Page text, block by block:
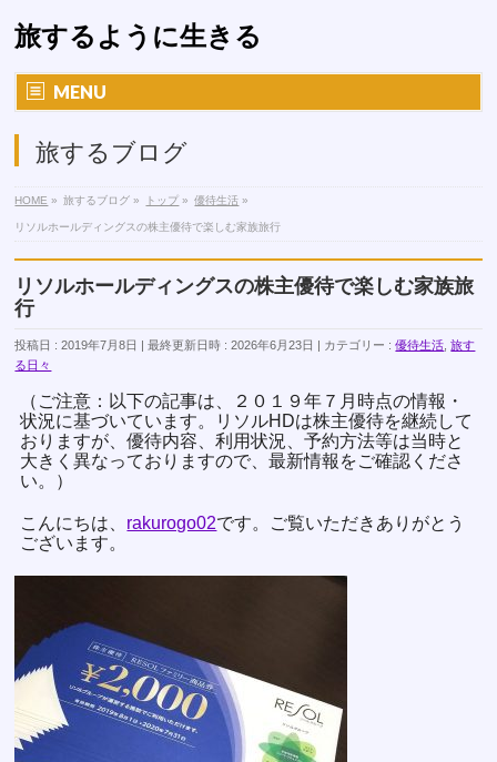
旅するように生きる
MENU
旅するブログ
HOME » 旅するブログ » トップ » 優待生活 »
リソルホールディングスの株主優待で楽しむ家族旅行
リソルホールディングスの株主優待で楽しむ家族旅
行
投稿日 : 2019年7月8日 最終更新日時 : 2026年6月23日 カテゴリー :優待生活 ,旅す
る日々
（ご注意：以下の記事は、２０１９年７月時点の情報・
状況に基づいています。リソルHDは株主優待を継続して
おりますが、優待内容、利用状況、予約方法等は当時と
大きく異なっておりますので、最新情報をご確認くださ
い。）
こんにちは、 rakurogo02です。ご覧いただきありがとう
ございます。